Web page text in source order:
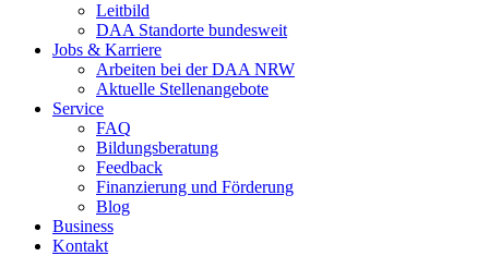
Leitbild
DAA Standorte bundesweit
Jobs & Karriere
Arbeiten bei der DAA NRW
Aktuelle Stellenangebote
Service
FAQ
Bildungsberatung
Feedback
Finanzierung und Förderung
Blog
Business
Kontakt